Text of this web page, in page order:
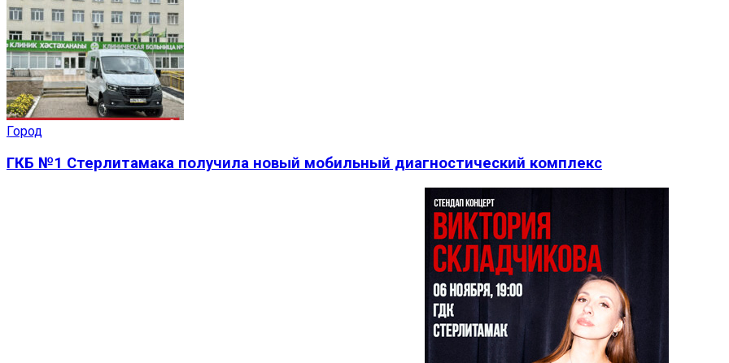
Город
ГКБ №1 Стерлитамака получила новый мобильный диагностический комплекс